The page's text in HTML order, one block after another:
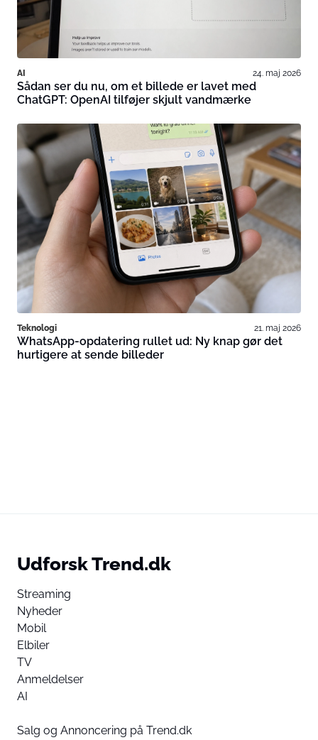
AI 24. maj 2026
Sådan ser du nu, om et billede er lavet med
ChatGPT: OpenAI tilføjer skjult vandmærke
Teknologi 21. maj 2026
WhatsApp-opdatering rullet ud: Ny knap gør det
hurtigere at sende billeder
Udforsk Trend.dk
Streaming
Nyheder
Mobil
Elbiler
TV
Anmeldelser
AI
Salg og Annoncering på Trend.dk